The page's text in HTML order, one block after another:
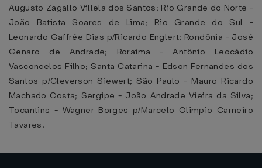
Augusto Zagallo Villela dos Santos; Rio Grande do Norte -
João Batista Soares de Lima; Rio Grande do Sul -
Leonardo Gaffrée Dias p/Ricardo Englert; Rondônia - José
Genaro de Andrade; Roraima - Antônio Leocádio
Vasconcelos Filho; Santa Catarina - Edson Fernandes dos
Santos p/Cleverson Siewert; São Paulo - Mauro Ricardo
Machado Costa; Sergipe - João Andrade Vieira da Silva;
Tocantins - Wagner Borges p/Marcelo Olímpio Carneiro
Tavares.